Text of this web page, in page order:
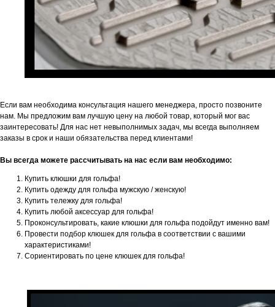
Если вам необходима консультация нашего менеджера, просто позвоните
нам. Мы предложим вам лучшую цену на любой товар, который мог вас
заинтересовать! Для нас нет невыполнимых задач, мы всегда выполняем
заказы в срок и наши обязательства перед клиентами!
Вы всегда можете рассчитывать на нас если вам необходимо:
Купить клюшки для гольфа!
Купить одежду для гольфа мужскую / женскую!
Купить тележку для гольфа!
Купить любой аксессуар для гольфа!
Проконсультировать, какие клюшки для гольфа подойдут именно вам!
Провести подбор клюшек для гольфа в соответствии с вашими
характеристиками!
Сориентировать по цене клюшек для гольфа!